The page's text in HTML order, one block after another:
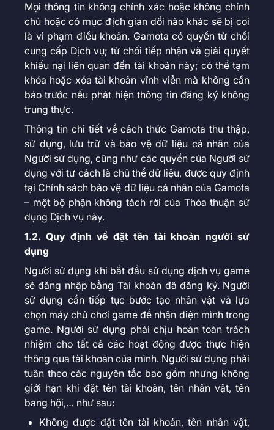
Mọi thông tin không chính xác hoặc không chính
chủ hoặc có mục địch gian dối nào khác sẽ bị coi
là vi phạm điều khoản. Gamota có quyền từ chối
cung cấp Dịch vụ; từ chối tiếp nhận và giải quyết
khiếu nại liên quan đến tài khoản này; có thể tạm
khóa hoặc xóa tài khoản vĩnh viễn mà không cần
báo trước nếu phát hiện thông tin đăng ký không
trung thực.
Thông tin chi tiết về cách thức Gamota thu thập,
sử dụng, lưu trữ và bảo vệ dữ liệu cá nhân của
Người sử dụng, cũng như các quyền của Người sử
dụng với tư cách là chủ thể dữ liệu, được quy định
tại Chính sách bảo vệ dữ liệu cá nhân của Gamota
– một bộ phận không tách rời của Thỏa thuận sử
dụng Dịch vụ này.
1.2. Quy định về đặt tên tài khoản người sử
dụng
Người sử dụng khi bắt đầu sử dụng dịch vụ game
sẽ đăng nhập bằng Tài khoản đã đăng ký. Người
sử dụng cần tiếp tục bước tạo nhân vật và lựa
chọn máy chủ chơi game để nhận diện mình trong
game. Người sử dụng phải chịu hoàn toàn trách
nhiệm cho tất cả các hoạt động được thực hiện
thông qua tài khoản của mình. Người sử dụng phải
tuân theo các nguyên tắc bao gồm nhưng không
giới hạn khi đặt tên tài khoản, tên nhân vật, tên
bang hội,… như sau:
Không được đặt tên tài khoản, tên nhân vật,